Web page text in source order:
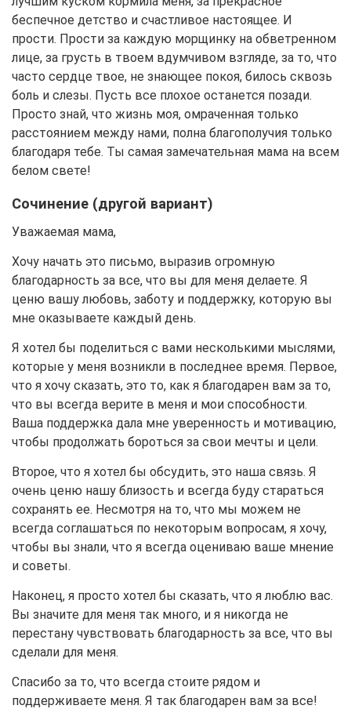
беспечное детство и счастливое настоящее. И
прости. Прости за каждую морщинку на обветренном
лице, за грусть в твоем вдумчивом взгляде, за то, что
часто сердце твое, не знающее покоя, билось сквозь
боль и слезы. Пусть все плохое останется позади.
Просто знай, что жизнь моя, омраченная только
расстоянием между нами, полна благополучия только
благодаря тебе. Ты самая замечательная мама на всем
белом свете!
Сочинение (другой вариант)
Уважаемая мама,
Хочу начать это письмо, выразив огромную
благодарность за все, что вы для меня делаете. Я
ценю вашу любовь, заботу и поддержку, которую вы
мне оказываете каждый день.
Я хотел бы поделиться с вами несколькими мыслями,
которые у меня возникли в последнее время. Первое,
что я хочу сказать, это то, как я благодарен вам за то,
что вы всегда верите в меня и мои способности.
Ваша поддержка дала мне уверенность и мотивацию,
чтобы продолжать бороться за свои мечты и цели.
Второе, что я хотел бы обсудить, это наша связь. Я
очень ценю нашу близость и всегда буду стараться
сохранять ее. Несмотря на то, что мы можем не
всегда соглашаться по некоторым вопросам, я хочу,
чтобы вы знали, что я всегда оцениваю ваше мнение
и советы.
Наконец, я просто хотел бы сказать, что я люблю вас.
Вы значите для меня так много, и я никогда не
перестану чувствовать благодарность за все, что вы
сделали для меня.
Спасибо за то, что всегда стоите рядом и
поддерживаете меня. Я так благодарен вам за все!